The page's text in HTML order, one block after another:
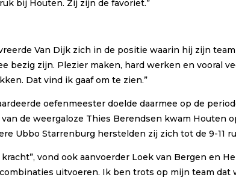
bij Houten. Zij zijn de favoriet.”
Van Dijk zich in de positie waarin hij zijn
bezig zijn. Plezier maken, hard werken en vooral
Dat vind ik gaaf om te zien.”
oefenmeester doelde daarmee op de
de weergaloze Thies Berendsen kwam Houten
Ubbo Starrenburg herstelden zij zich tot de 9-11
vond ook aanvoerder Loek van Bergen en
uitvoeren. Ik ben trots op mijn team